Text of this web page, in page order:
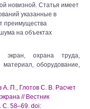
новизной. Статья имеет
указанные в
преимущества
на объектах
экран, охрана труда,
материал, оборудование,
А. П., Глотов С. В. Расчет
// Вестник
С. 58–69. doi: